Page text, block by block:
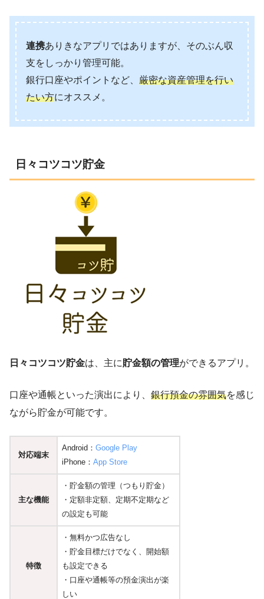
連携ありきなアプリではありますが、そのぶん収
支をしっかり管理可能。
銀行口座やポイントなど、 厳密な資産管理を行い
たい方にオススメ。
日々コツコツ貯金
日々コツコツ貯金は、主に貯金額の管理ができるアプリ。
口座や通帳といった演出により、 銀行預金の雰囲気を感じ
ながら貯金が可能です。
対応端末
Android： Google Play
iPhone： App Store
主な機能
・貯金額の管理（つもり貯金）
・定額非定額、定期不定期など
の設定も可能
特徴
・無料かつ広告なし
・貯金目標だけでなく、開始額
も設定できる
・口座や通帳等の預金演出が楽
しい